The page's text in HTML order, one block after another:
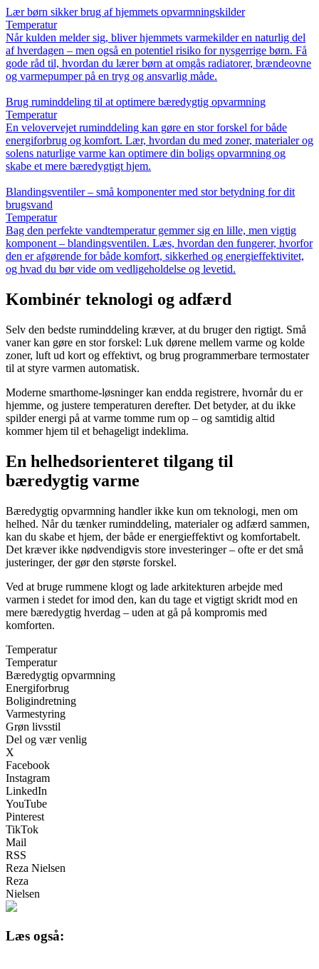
Lær børn sikker brug af hjemmets opvarmningskilder
Temperatur
Når kulden melder sig, bliver hjemmets varmekilder en naturlig del
af hverdagen – men også en potentiel risiko for nysgerrige børn. Få
gode råd til, hvordan du lærer børn at omgås radiatorer, brændeovne
og varmepumper på en tryg og ansvarlig måde.
Brug ruminddeling til at optimere bæredygtig opvarmning
Temperatur
En velovervejet ruminddeling kan gøre en stor forskel for både
energiforbrug og komfort. Lær, hvordan du med zoner, materialer og
solens naturlige varme kan optimere din boligs opvarmning og
skabe et mere bæredygtigt hjem.
Blandingsventiler – små komponenter med stor betydning for dit
brugsvand
Temperatur
Bag den perfekte vandtemperatur gemmer sig en lille, men vigtig
komponent – blandingsventilen. Læs, hvordan den fungerer, hvorfor
den er afgørende for både komfort, sikkerhed og energieffektivitet,
og hvad du bør vide om vedligeholdelse og levetid.
Kombinér teknologi og adfærd
Selv den bedste ruminddeling kræver, at du bruger den rigtigt. Små
vaner kan gøre en stor forskel: Luk dørene mellem varme og kolde
zoner, luft ud kort og effektivt, og brug programmerbare termostater
til at styre varmen automatisk.
Moderne smarthome-løsninger kan endda registrere, hvornår du er
hjemme, og justere temperaturen derefter. Det betyder, at du ikke
spilder energi på at varme tomme rum op – og samtidig altid
kommer hjem til et behageligt indeklima.
En helhedsorienteret tilgang til
bæredygtig varme
Bæredygtig opvarmning handler ikke kun om teknologi, men om
helhed. Når du tænker ruminddeling, materialer og adfærd sammen,
kan du skabe et hjem, der både er energieffektivt og komfortabelt.
Det kræver ikke nødvendigvis store investeringer – ofte er det små
justeringer, der gør den største forskel.
Ved at bruge rummene klogt og lade arkitekturen arbejde med
varmen i stedet for imod den, kan du tage et vigtigt skridt mod en
mere bæredygtig hverdag – uden at gå på kompromis med
komforten.
Temperatur
Temperatur
Bæredygtig opvarmning
Energiforbrug
Boligindretning
Varmestyring
Grøn livsstil
Del og vær venlig
X
Facebook
Instagram
LinkedIn
YouTube
Pinterest
TikTok
Mail
RSS
Reza Nielsen
Reza
Nielsen
Læs også: